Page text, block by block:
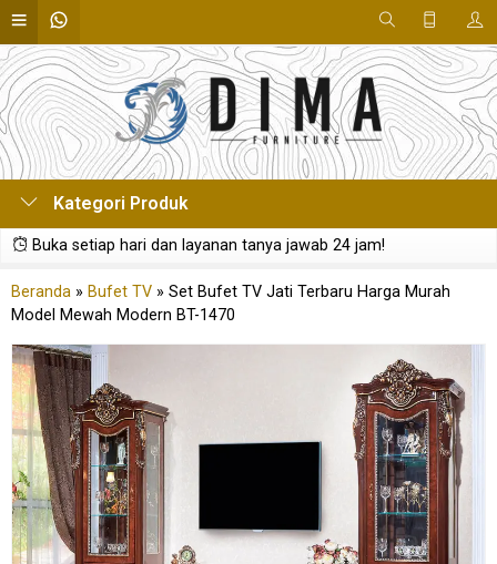
Kategori Produk
Buka setiap hari dan layanan tanya jawab 24 jam!
Beranda » Bufet TV » Set Bufet TV Jati Terbaru Harga Murah
Model Mewah Modern BT-1470